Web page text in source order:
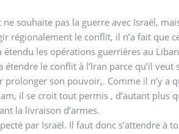
souhaite pas la guerre avec Israël,
régionalement le conflit, il n’a fait que
les opérations guerrières au
le conflit à l’Iran parce qu’il veut
son pouvoir,. Comme il n’y a
il se croit tout permis , d’autant plus
la livraison d’armes.
par Israël. Il faut donc s’attendre à